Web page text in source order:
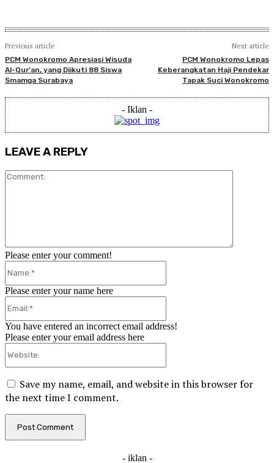
Previous article
PCM Wonokromo Apresiasi Wisuda
Al-Qur’an, yang Diikuti 88 Siswa
Smamga Surabaya
Next article
PCM Wonokromo Lepas
Keberangkatan Haji Pendekar
Tapak Suci Wonokromo
- Iklan -
LEAVE A REPLY
Please enter your comment!
Please enter your name here
You have entered an incorrect email address!
Please enter your email address here
Save my name, email, and website in this browser for
the next time I comment.
- iklan -